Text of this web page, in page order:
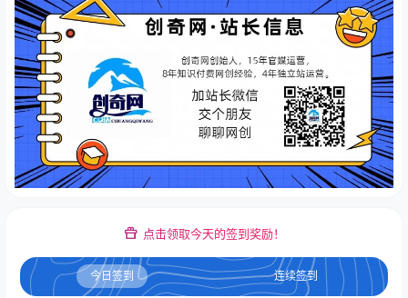
点击领取今天的签到奖励！
今日签到 连续签到